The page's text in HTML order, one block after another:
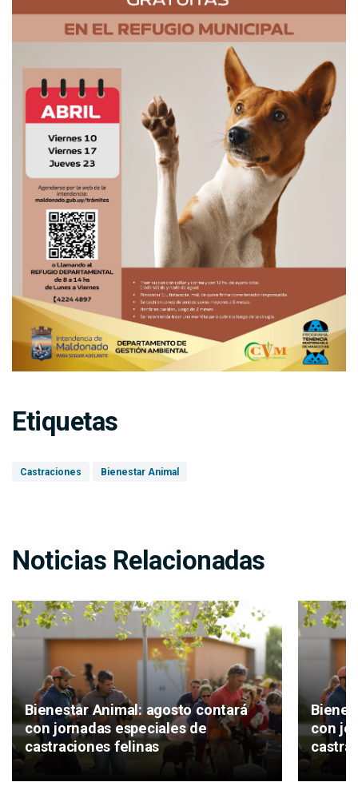
Etiquetas
Castraciones Bienestar Animal
Noticias Relacionadas
Bienestar Animal: agosto contará
con jornadas especiales de
castraciones felinas
con